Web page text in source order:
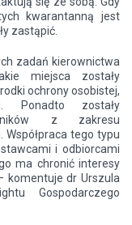
kwarantanną jest
zastąpić.
zadań kierownictwa
miejsca zostały
ochrony osobistej,
zostały
z zakresu
tego typu
i odbiorcami
ma chronić interesy
komentuje dr Urszula
Gospodarczego